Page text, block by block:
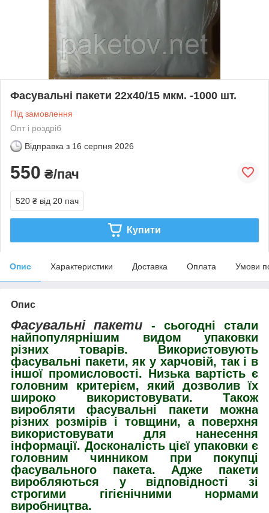
Фасувальні пакети 22х40/15 мкм. -1000 шт.
Під замовлення
Опт і роздріб
Відправка з 16 серпня 2026
550 ₴/пач
520 ₴ від 20 пач
Купити
Опис Характеристики Доставка Оплата Умови
Опис
Фасувальні пакети - сьогодні стали
найпопулярнішим видом упаковки
різних товарів. Використовують
фасувальні пакети, як у харчовій, так і в
іншої промисловості. Низька вартість є
головним критерієм, який дозволив їх
широко використовувати. Також
виробляти фасувальні пакети можна
різних розмірів і товщини, а поверхня
використовувати для нанесення
інформації. Досконалість цієї упаковки є
головним чинником при покупці
фасувального пакета. Адже пакети
виробляються у відповідності зі
строгими гігієнічними нормами
виробництва.